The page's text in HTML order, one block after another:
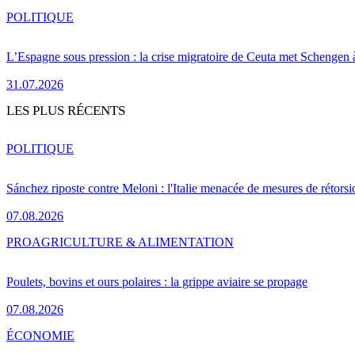
L’Espagne sous pression : la crise migratoire de Ceuta met Schengen
31.07.2026
POLITIQUE
LES PLUS RÉCENTS
Sánchez riposte contre Meloni : l'Italie menacée de mesures de
07.08.2026
POLITIQUE
Poulets, bovins et ours polaires : la grippe aviaire se propage
07.08.2026
PROAGRICULTURE & ALIMENTATION
ÉCONOMIE